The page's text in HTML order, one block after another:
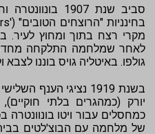
סביב שנת
לאחר שמלחמה התלקחה מחדש
גולפו. באיטליה גויס בוננו
בשנת 1919 נציגי
יורק (כמהגרים בלתי
כמחסלים עבור ויטו בונוונטרה